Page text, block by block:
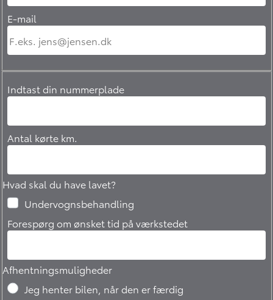
E-mail
Indtast din nummerplade
Antal kørte km.
Hvad skal du have lavet?
Undervognsbehandling
Forespørg om ønsket tid på værkstedet
Afhentningsmuligheder
Jeg henter bilen, når den er færdig